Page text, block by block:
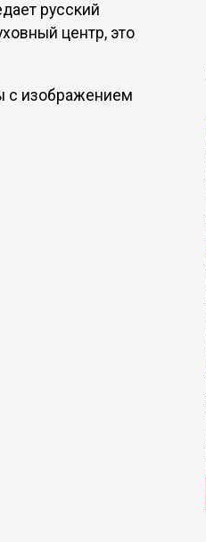
русский
центр, это
с изображением